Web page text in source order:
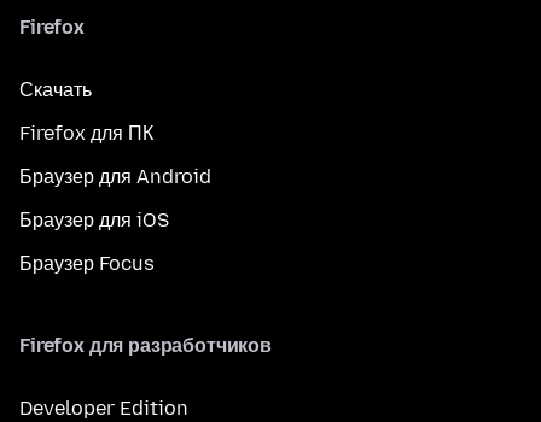
Firefox
Скачать
Firefox для ПК
Браузер для Android
Браузер для iOS
Браузер Focus
Firefox для разработчиков
Developer Edition